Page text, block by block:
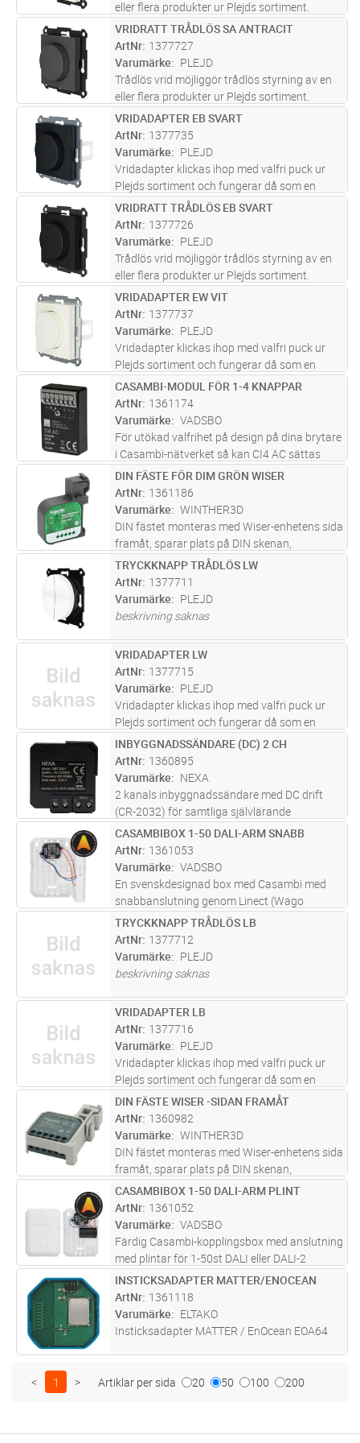
eller flera produkter ur Plejds sortiment.
Konfigureras i Plejd-appen. WRT-01 monteras
enkelt utanpå standard apparatdosa eller
med dubbelsidig tejp elle
ST Lägg i kundvagn
VRIDRATT TRÅDLÖS SA ANTRACIT
ArtNr 1377727
Varumärke
PLEJD
Trådlös vrid möjliggör trådlös styrning av en
eller flera produkter ur Plejds sortiment.
Konfigureras i Plejd-appen. WRT-01 monteras
enkelt utanpå standard apparatdosa eller
med dubbelsidig tejp elle
ST Lägg i kundvagn
VRIDADAPTER EB SVART
ArtNr 1377735
Varumärke
PLEJD
Vridadapter klickas ihop med valfri puck ur
Plejds sortiment och fungerar då som en
klassisk vriddimmer. Genom vår trådlösa
meshteknik kan Vridadapter även användas
för att styra andra produkter i Pl
ST Lägg i kundvagn
VRIDRATT TRÅDLÖS EB SVART
ArtNr 1377726
Varumärke
PLEJD
Trådlös vrid möjliggör trådlös styrning av en
eller flera produkter ur Plejds sortiment.
Konfigureras i Plejd-appen. WRT-01 monteras
enkelt utanpå standard apparatdosa eller
med dubbelsidig tejp elle
ST Lägg i kundvagn
VRIDADAPTER EW VIT
ArtNr 1377737
Varumärke
PLEJD
Vridadapter klickas ihop med valfri puck ur
Plejds sortiment och fungerar då som en
klassisk vriddimmer. Genom vår trådlösa
meshteknik kan Vridadapter även användas
för att styra andra produkter i Pl
ST Lägg i kundvagn
CASAMBI-MODUL FÖR 1-4 KNAPPAR
ArtNr 1361174
Varumärke
VADSBO
För utökad valfrihet på design på dina brytare
i Casambi-nätverket så kan CI4 AC sättas
bakom alla återfjädrande tryckknappar. Med
den här produkten blir de alltså en del av
Casambi trådlösa belysnin
ST Lägg i kundvagn
DIN FÄSTE FÖR DIM GRÖN WISER
ArtNr 1361186
Varumärke
WINTHER3D
DIN fästet monteras med Wiser-enhetens sida
framåt, sparar plats på DIN skenan,
lossas/monteras lätt utan att behöva ta bort
kablarna först. Fästet säkrar 5mm luft-glapp
på båda sidor om fästet för a
ST Lägg i kundvagn
TRYCKKNAPP TRÅDLÖS LW
ArtNr 1377711
Varumärke
PLEJD
beskrivning saknas
ST Lägg i kundvagn
VRIDADAPTER LW
ArtNr 1377715
Varumärke
PLEJD
Vridadapter klickas ihop med valfri puck ur
Plejds sortiment och fungerar då som en
klassisk vriddimmer. Genom vår trådlösa
meshteknik kan Vridadapter även användas
för att styra andra produkter i Pl
ST Lägg i kundvagn
INBYGGNADSSÄNDARE (DC) 2 CH
ArtNr 1360895
Varumärke
NEXA
2 kanals inbyggnadssändare med DC drift
(CR-2032) för samtliga självlärande
mottagare i System Nexa. Stöd för tänd/släck
och pushdim.
ST Lägg i kundvagn
CASAMBIBOX 1-50 DALI-ARM SNABB
ArtNr 1361053
Varumärke
VADSBO
En svenskdesignad box med Casambi med
snabbanslutning genom Linect (Wago
Winsta) för 1-50st DALI eller DALI-2 armaturer
i broadcast (samstyrt). Har TW-
(varm-/kallvitt) och RGBW-stöd. Vadsbox Stor
ka...läs mer
ST Lägg i kundvagn
TRYCKKNAPP TRÅDLÖS LB
ArtNr 1377712
Varumärke
PLEJD
beskrivning saknas
ST Lägg i kundvagn
VRIDADAPTER LB
ArtNr 1377716
Varumärke
PLEJD
Vridadapter klickas ihop med valfri puck ur
Plejds sortiment och fungerar då som en
klassisk vriddimmer. Genom vår trådlösa
meshteknik kan Vridadapter även användas
för att styra andra produkter i Pl
ST Lägg i kundvagn
DIN FÄSTE WISER -SIDAN FRAMÅT
ArtNr 1360982
Varumärke
WINTHER3D
DIN fästet monteras med Wiser-enhetens sida
framåt, sparar plats på DIN skenan,
lossas/monteras lätt utan att först ta bort
kablarna. Fästet säkrar 5mm luft-glapp på
båda sidor om fästet för att skap
ST Lägg i kundvagn
CASAMBIBOX 1-50 DALI-ARM PLINT
ArtNr 1361052
Varumärke
VADSBO
Färdig Casambi-kopplingsbox med anslutning
med plintar för 1-50st DALI eller DALI-2
armaturer i broadcast (samstyrt). Har TW-
(varm-/kallvitt) och RGBW-stöd. Vadsbox Stor
kan med grupp-profil sätta D
ST Lägg i kundvagn
INSTICKSADAPTER MATTER/ENOCEAN
ArtNr 1361118
Varumärke
ELTAKO
Insticksadapter MATTER / EnOcean EOA64
< 1 > Artiklar per sida 20 50 100 200